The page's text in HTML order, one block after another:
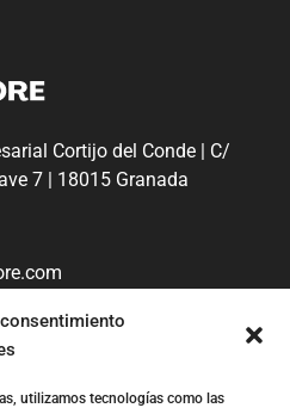
utilizamos tecnologías como las
Cortijo del Conde | C/
7 | 18015 Granada